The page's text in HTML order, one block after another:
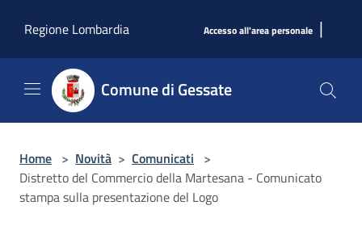
Regione Lombardia
Accesso all'area personale |
Comune di Gessate
Home > Novità > Comunicati >
Distretto del Commercio della Martesana - Comunicato
stampa sulla presentazione del Logo